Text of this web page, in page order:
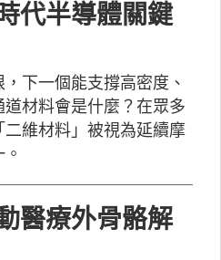
代半導體關鍵
下一個能支撐高密度、
材料會是什麼？在眾多
維材料」被視為延續摩
醫療外骨骼解